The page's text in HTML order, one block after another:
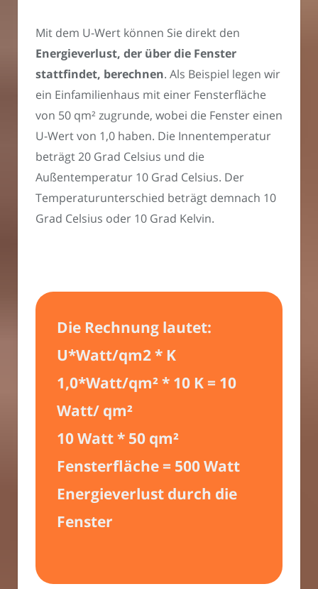
Mit dem U-Wert können Sie direkt den
Energieverlust, der über die Fenster
stattfindet, berechnen. Als Beispiel legen wir
ein Einfamilienhaus mit einer Fensterfläche
von 50 qm² zugrunde, wobei die Fenster einen
U-Wert von 1,0 haben. Die Innentemperatur
beträgt 20 Grad Celsius und die
Außentemperatur 10 Grad Celsius. Der
Temperaturunterschied beträgt demnach 10
Grad Celsius oder 10 Grad Kelvin.
Die Rechnung lautet:
U*Watt/qm2 * K
1,0*Watt/qm² * 10 K = 10
Watt/ qm²
10 Watt * 50 qm²
Fensterfläche = 500 Watt
Energieverlust durch die
Fenster